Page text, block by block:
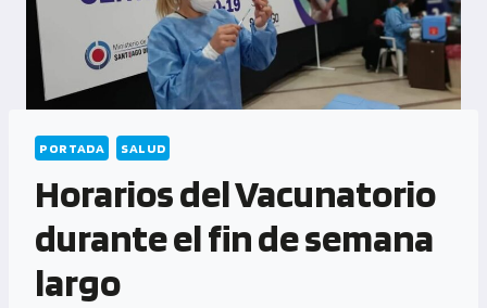
PORTADA SALUD
Horarios del Vacunatorio
durante el fin de semana
largo